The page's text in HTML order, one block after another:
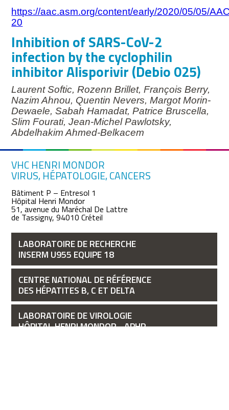
https://aac.asm.org/content/early/2020/05/05/
20
Inhibition of SARS-CoV-2
infection by the cyclophilin
inhibitor Alisporivir (Debio 025)
Laurent Softic,Rozenn Brillet,François Berry,
Nazim Ahnou, Quentin Nevers,Margot Morin-
Dewaele,Sabah Hamadat,Patrice Bruscella,
Slim Fourati,Jean-Michel Pawlotsky,
Abdelhakim Ahmed-Belkacem
VHC HENRI MONDOR
VIRUS, HÉPATOLOGIE, CANCERS
Bâtiment P – Entresol 1
Hôpital Henri Mondor
51, avenue du Maréchal De Lattre
de Tassigny, 94010 Créteil
LABORATOIRE DE RECHERCHE
INSERM U955 EQUIPE 18
CENTRE NATIONAL DE RÉFÉRENCE
DES HÉPATITES B, C ET DELTA
LABORATOIRE DE VIROLOGIE
HÔPITAL HENRI MONDOR - APHP